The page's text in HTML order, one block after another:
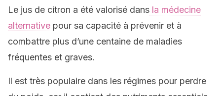
Le jus de citron a été valorisé dans la médecine
alternative pour sa capacité à prévenir et à
combattre plus d’une centaine de maladies
fréquentes et graves.
Il est très populaire dans les régimes pour perdre